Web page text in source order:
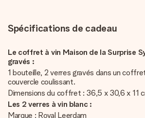
Spécifications de cadeau
Le coffret à vin Maison de la Surprise
gravés :
1 bouteille, 2 verres gravés dans un
couvercle coulissant.
Dimensions du coffret : 36,5 x 30,6 x 11
Les 2 verres à vin blanc :
Marque : Royal Leerdam